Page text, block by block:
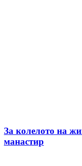
За колелото на
манастир